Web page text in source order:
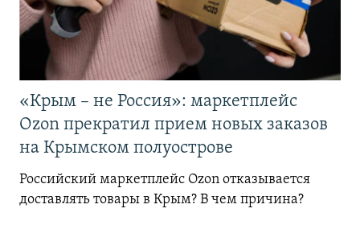
«Крым – не Россия»: маркетплейс
Ozon прекратил прием новых заказов
на Крымском полуострове
Российский маркетплейс Ozon отказывается
доставлять товары в Крым? В чем причина?